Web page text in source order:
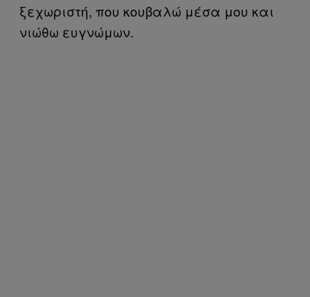
ξεχωριστή, που κουβαλώ μέσα μου και
νιώθω ευγνώμων.